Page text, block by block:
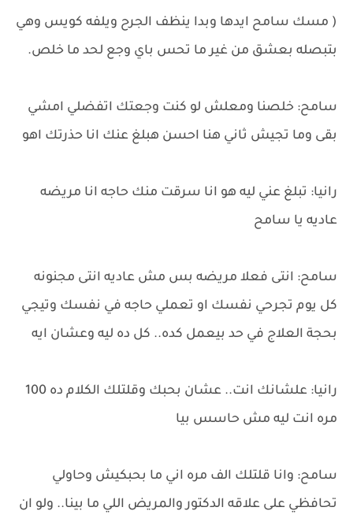
( مسك سامح ايدها وبدا ينظف الجرح ويلفه كويس وهي
بتبصله بعشق من غير ما تحس باي وجع لحد ما خلص.
سامح: خلصنا ومعلش لو كنت وجعتك اتفضلي امشي
بقى وما تجيش ثاني هنا احسن هبلغ عنك انا حذرتك اهو
رانيا: تبلغ عني ليه هو انا سرقت منك حاجه انا مريضه
عاديه يا سامح
سامح: انتى فعلا مريضه بس مش عاديه انتى مجنونه
كل يوم تجرحي نفسك او تعملي حاجه في نفسك وتيجي
بحجة العلاج في حد بيعمل كده.. كل ده ليه وعشان ايه
رانيا: علشانك انت.. عشان بحبك وقلتلك الكلام ده 100
مره انت ليه مش حاسس بيا
سامح: وانا قلتلك الف مره اني ما بحبكيش وحاولي
تحافظي على علاقه الدكتور والمريض اللي ما بينا.. ولو ان